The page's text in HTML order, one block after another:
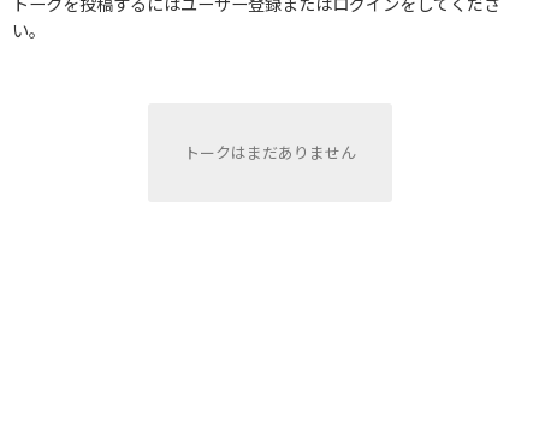
い。
トークはまだありません